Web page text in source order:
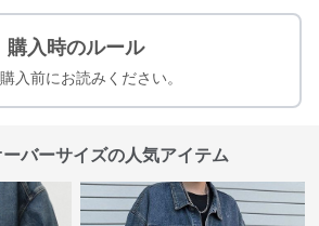
購入時のルール
入前にお読みください。
バーサイズの人気アイテム